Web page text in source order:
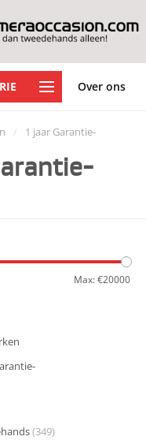
Over ons
/ 1 jaar Garantie-
Max: €20000
(349)